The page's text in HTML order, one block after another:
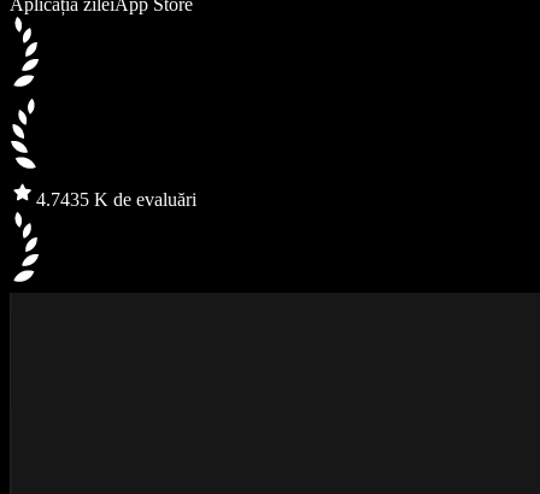
Aplicația zileiApp Store
4.7435 K de evaluări